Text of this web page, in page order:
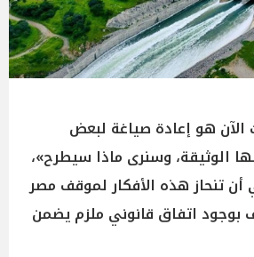
هو إعادة صياغة لبعض
الوثيقة، وسنرى ماذا سيطرح»،
تنحاز هذه الأفكار لموقف مصر
بوجود اتفاق قانوني ملزم يضمن